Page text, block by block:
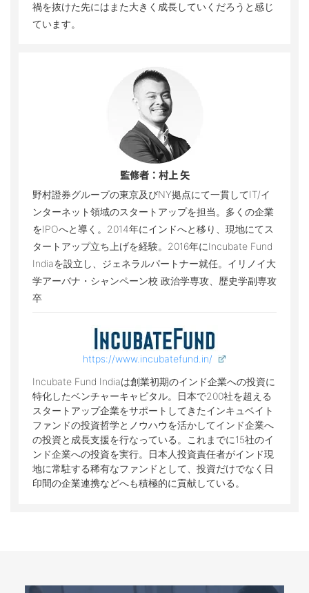
禍を抜けた先にはまた大きく成長していくだろうと感じ
ています。
監修者：村上 矢
野村證券グループの東京及びNY拠点にて一貫してIT/イ
ンターネット領域のスタートアップを担当。多くの企業
をIPOへと導く。2014年にインドへと移り、現地にてス
タートアップ立ち上げを経験。2016年にIncubate Fund
Indiaを設立し、ジェネラルパートナー就任。イリノイ大
学アーバナ・シャンペーン校 政治学専攻、歴史学副専攻
卒
https://www.incubatefund.in/
Incubate Fund Indiaは創業初期のインド企業への投資に
特化したベンチャーキャピタル。日本で200社を超える
スタートアップ企業をサポートしてきたインキュベイト
ファンドの投資哲学とノウハウを活かしてインド企業へ
の投資と成長支援を行なっている。これまでに15社のイ
ンド企業への投資を実行。日本人投資責任者がインド現
地に常駐する稀有なファンドとして、投資だけでなく日
印間の企業連携などへも積極的に貢献している。